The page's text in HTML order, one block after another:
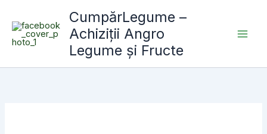
content
CumpărLegume –
Achiziții Angro
Legume și Fructe